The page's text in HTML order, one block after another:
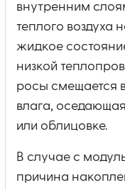
внутренним
теплого воздуха
жидкое
низкой
росы смещается
влага,
или облицовке.
В случае с
причина